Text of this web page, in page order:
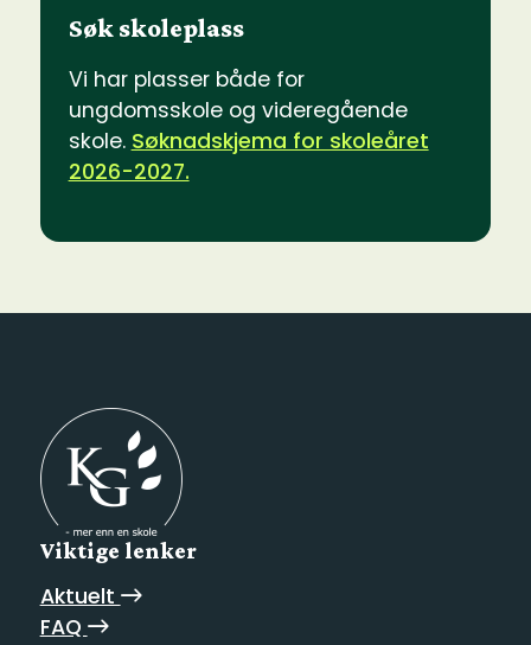
Søk skoleplass
Vi har plasser både for
ungdomsskole og videregående
skole. Søknadskjema for skoleåret
2026-2027.
Viktige lenker
Aktuelt
FAQ